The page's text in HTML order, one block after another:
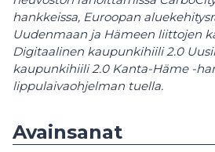
hankkeissa, Euroopan
Uudenmaan ja Hämeen liittojen
Digitaalinen kaupunkihiili 2.0
kaupunkihiili 2.0 Kanta-Häme -
lippulaivaohjelman tuella.
Avainsanat